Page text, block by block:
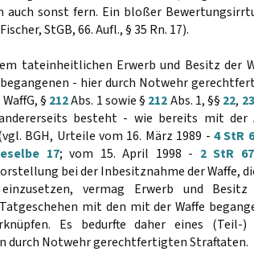
auch sonst fern. Ein bloßer
StGB, 66. Aufl., § 35 Rn. 17).
tateinheitlichen Erwerb und Besitz der
- hier durch Notwehr
§ 212Abs. 1 sowie § 212Abs. 1, §§ 22, 23
besteht - wie bereits mit der
BGH, Urteile vom 16. März 1989 - 4 StR
17; vom 15. April 1998 - 2 StR
bei der Inbesitznahme der Waffe,
einzusetzen, vermag Erwerb und
mit den mit der Waffe
Es bedurfte daher eines (Teil-
durch Notwehr gerechtfertigten Straftaten.